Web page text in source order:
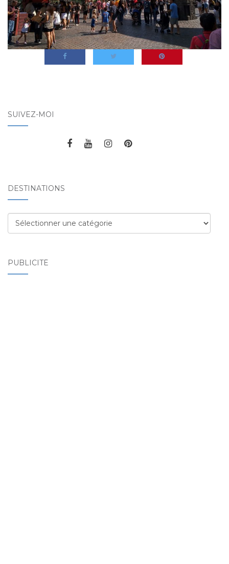
SUIVEZ-MOI
DESTINATIONS
Destinations
PUBLICITÉ